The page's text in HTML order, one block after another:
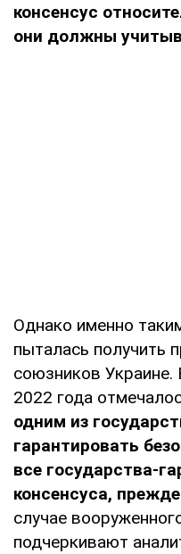
консенсус
они должны
Однако именно
пыталась получить
союзников Украине.
2022 года
одним из
гарантировать
все государства-
консенсуса,
случае
подчеркивают